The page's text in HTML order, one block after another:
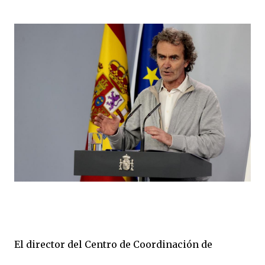
El director del Centro de Coordinación de